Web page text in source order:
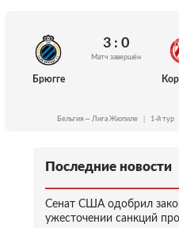
Брюгге
3 : 0
Матч завершён
Бельгия — Лига Жюпиле 1-й тур
Последние новости
Сенат США одобрил
ужесточении санкций